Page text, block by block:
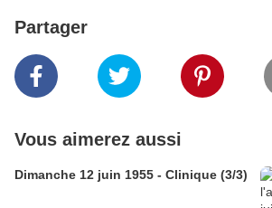
Partager
Vous aimerez aussi
Dimanche 12 juin 1955 - Clinique (3/3)